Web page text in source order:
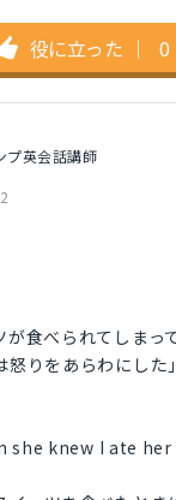
役に立った ｜ 0
プ英会話講師
食べられてしまっ
怒りをあらわにし
she knew I ate